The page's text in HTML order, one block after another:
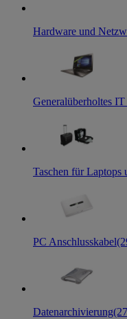
Hardware und
Generalüberholtes
Taschen für Laptops
PC Anschlusskabel
Datenarchivierung